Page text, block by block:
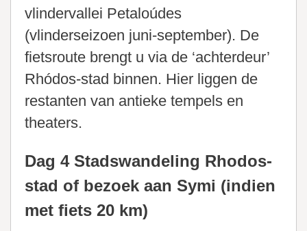
vlindervallei Petaloúdes
(vlinderseizoen juni-september). De
fietsroute brengt u via de ‘achterdeur’
Rhódos-stad binnen. Hier liggen de
restanten van antieke tempels en
theaters.
Dag 4 Stadswandeling Rhodos-
stad of bezoek aan Symi (indien
met fiets 20 km)